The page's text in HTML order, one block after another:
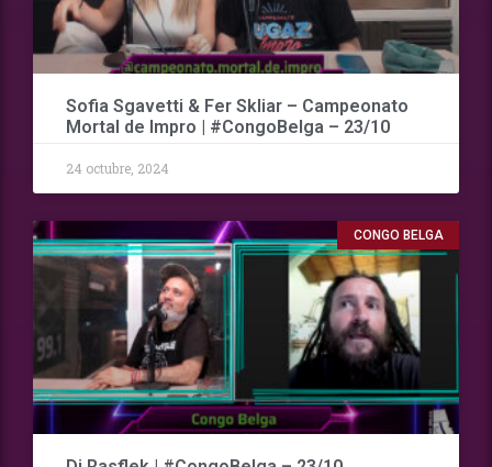
Sofia Sgavetti & Fer Skliar – Campeonato
Mortal de Impro | #CongoBelga – 23/10
24 octubre, 2024
CONGO BELGA